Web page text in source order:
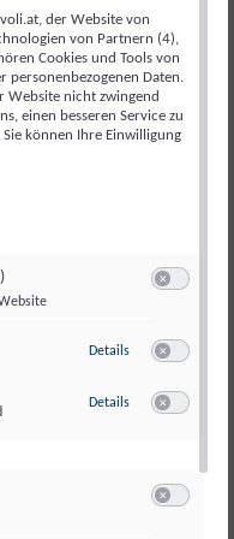
zu Gast im Live-
Regierung, mit uns
Dieses erste
und zentralen
unseres Landes.
ziehen wir
über:
ersten
der Website von
von Partnern (4),
Cookies und Tools von
personenbezogenen Daten.
Website nicht zwingend
einen besseren Service zu
können Ihre Einwilligung
Details zu Meta Pixel
Details zu LinkedIn Pixel